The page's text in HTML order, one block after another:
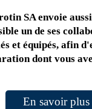
SA envoie
un de ses
et équipés, afin
dont vous
En savoir plus